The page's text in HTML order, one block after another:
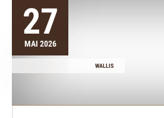
27
MAI 2026
WALLIS